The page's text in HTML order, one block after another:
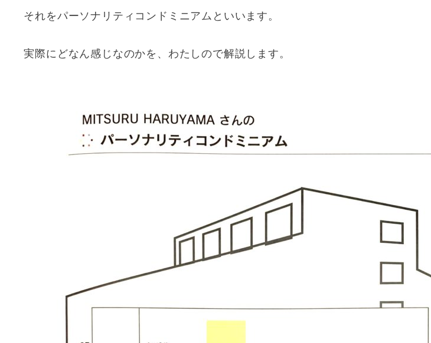
それをパーソナリティコンドミニアムといいます。
実際にどなん感じなのかを、わたしので解説します。